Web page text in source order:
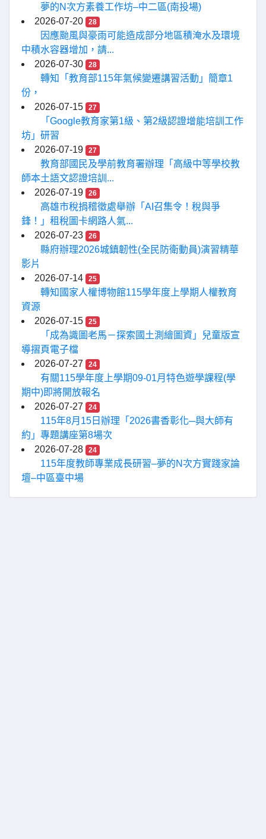
夢的N次方素養工作坊–中二區(南投場)
2026-07-20
28
因應颱風與豪雨可能造成部分地區積淹水及環境
中積水容器增加，請...
2026-07-30
28
轉知「教育部115年氣候變遷講習活動」簡章1
份，
2026-07-15
27
「Google教育家第1級、第2級認證增能培訓工作
坊」研習
2026-07-19
27
教育部國民及學前教育署辦理「高級中等學校教
師本土語文認證培訓...
2026-07-19
26
高雄市稅捐稽徵處舉辦「AI召集令！稅與爭
鋒！」租稅圖卡網路人氣...
2026-07-23
26
縣府辦理2026城鎮韌性(全民防衛動員)演習精華
影片
2026-07-14
25
轉知國家人權博物館115學年度上學期人權教育
資源
2026-07-15
25
「成為識圖老馬－探索國土測繪圖資」兒童版宣
導摺頁電子檔
2026-07-27
24
有關115學年度上學期09-01月特色遊學課程(學
期中)即將開放報名
2026-07-27
24
115年8月15日辦理「2026書香彰化─與大師有
約」專題講座第8場次
2026-07-28
24
115年度教師專業成長研習–夢的N次方實踐家論
壇–中區臺中場